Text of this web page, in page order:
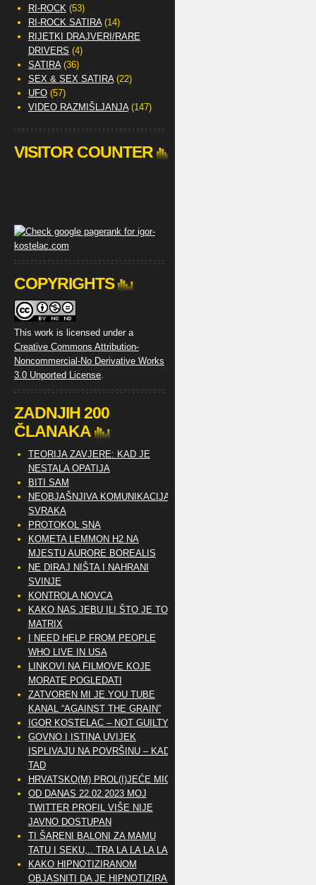
RI-ROCK(53)
RI-ROCK SATIRA(14)
RIJETKI DRAJVERI/RARE
DRIVERS (4)
SATIRA(36)
SEX & SEX SATIRA(22)
UFO(57)
VIDEO RAZMIŠLJANJA(147)
VISITOR COUNTER
COPYRIGHTS
This work is licensed under a
Creative Commons Attribution-
Noncommercial-No Derivative Works
3.0 Unported License.
ZADNJIH 200
ČLANAKA
TEORIJA ZAVJERE: KAD JE
NESTALA OPATIJA
BITI SAM
NEOBJAŠNJIVA KOMUNIKACIJA
SVRAKA
PROTOKOL SNA
KOMETA LEMMON H2 NA
MJESTU AURORE BOREALIS
NE DIRAJ NIŠTA I NAHRANI
SVINJE
KONTROLA NOVCA
KAKO NAS JEBU ILI ŠTO JE TO
MATRIX
I NEED HELP FROM PEOPLE
WHO LIVE IN USA
LINKOVI NA FILMOVE KOJE
MORATE POGLEDATI
ZATVOREN MI JE YOU TUBE
KANAL “AGAINST THE GRAIN”
IGOR KOSTELAC – NOT GUILTY
GOVNO I ISTINA UVIJEK
ISPLIVAJU NA POVRŠINU – KAD
TAD
HRVATSKO(M) PROL(I)JEĆE MIG
OD DANAS 22.02.2023 MOJ
TWITTER PROFIL VIŠE NIJE
JAVNO DOSTUPAN
TI ŠARENI BALONI ZA MAMU
TATU I SEKU,.. TRA LA LA LA LA
KAKO HIPNOTIZIRANOM
OBJASNITI DA JE HIPNOTIZIRAN